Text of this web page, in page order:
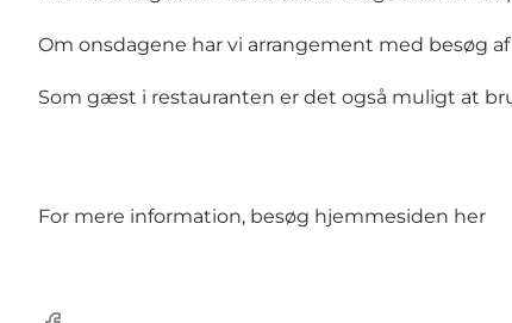
Om onsdagene har vi arrangement med besøg
Som gæst i restauranten er det også muligt at
For mere information, besøg hjemmesiden her